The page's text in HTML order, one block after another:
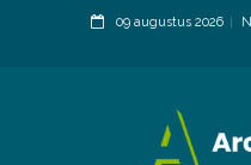
09 augustus 2026